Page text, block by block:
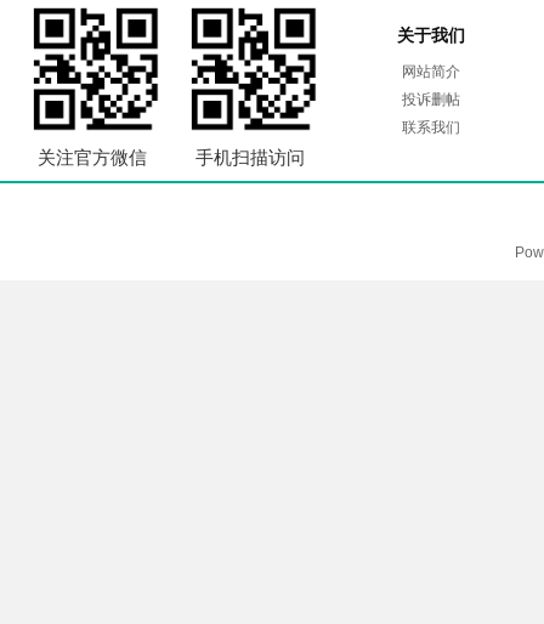
关注官方微信 手机扫描访问
关于我们
网站简介
投诉删帖
联系我们